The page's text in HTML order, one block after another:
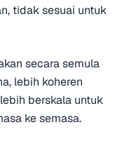
tidak sesuai untuk
secara semula
lebih koheren
berskala untuk
ke semasa.